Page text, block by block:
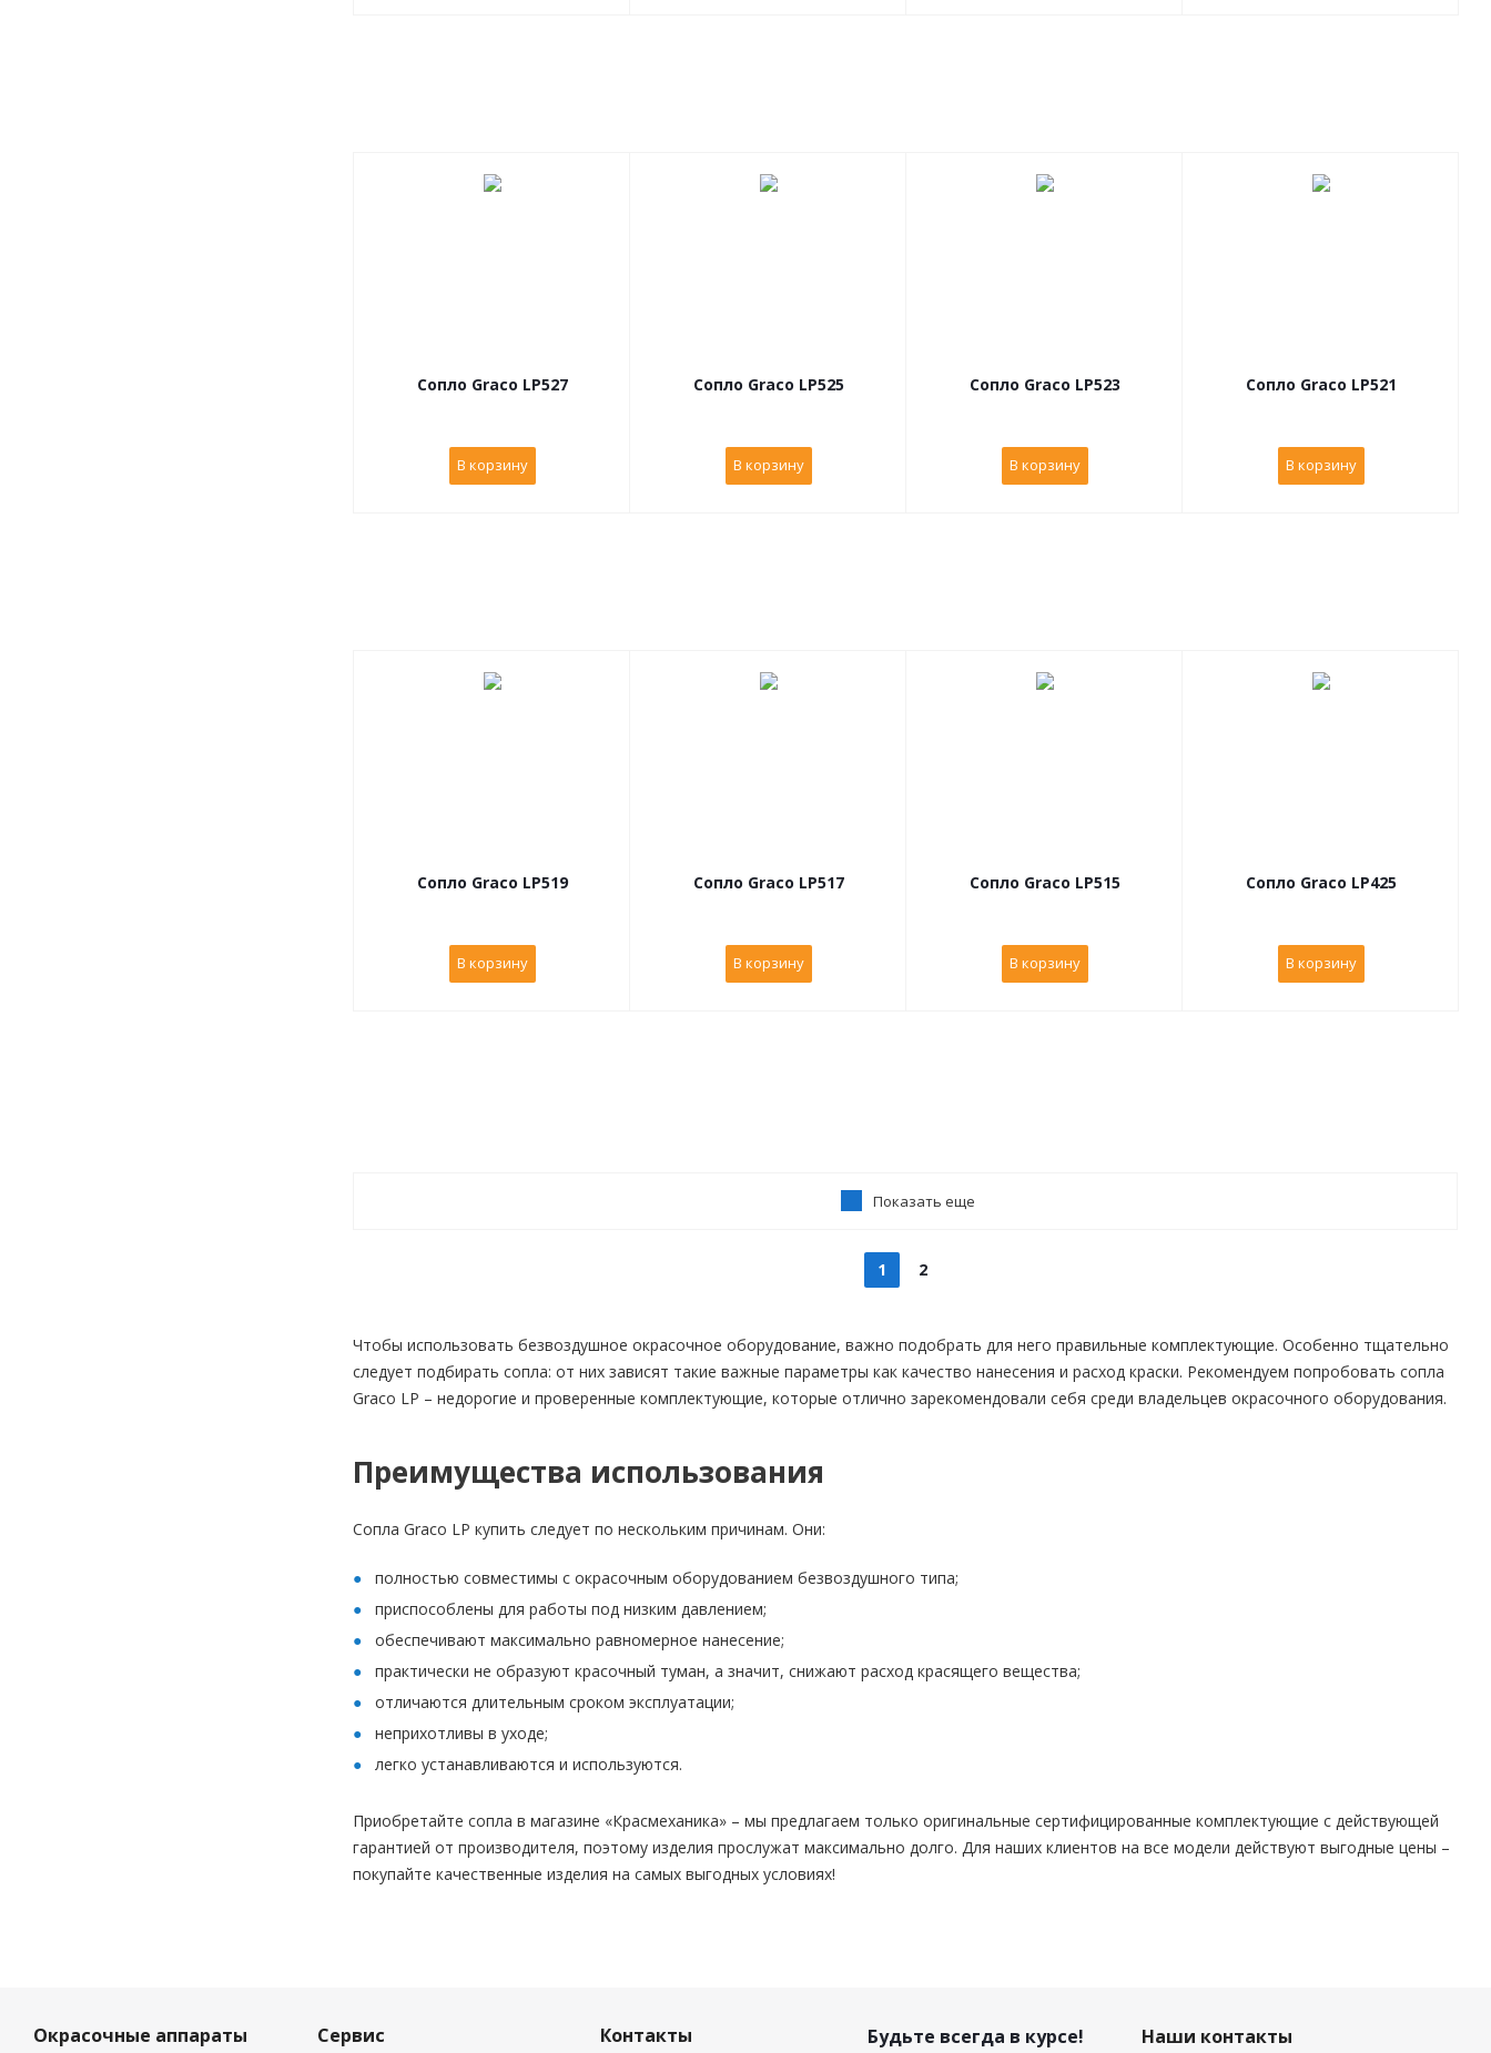
Сопло Graco LP527
В корзину
Сопло Graco LP525
В корзину
Сопло Graco LP523
В корзину
Сопло Graco LP521
В корзину
Сопло Graco LP519
В корзину
Сопло Graco LP517
В корзину
Сопло Graco LP515
В корзину
Сопло Graco LP425
В корзину
Показать еще
1 2
Чтобы использовать безвоздушное окрасочное оборудование, важно подобрать для него правильные комплектующие. Особенно тщательно
следует подбирать сопла: от них зависят такие важные параметры как качество нанесения и расход краски. Рекомендуем попробовать cопла
Graco LP – недорогие и проверенные комплектующие, которые отлично зарекомендовали себя среди владельцев окрасочного оборудования.
Преимущества использования
Сопла Graco LP купить следует по нескольким причинам. Они:
полностью совместимы с окрасочным оборудованием безвоздушного типа;
приспособлены для работы под низким давлением;
обеспечивают максимально равномерное нанесение;
практически не образуют красочный туман, а значит, снижают расход красящего вещества;
отличаются длительным сроком эксплуатации;
неприхотливы в уходе;
легко устанавливаются и используются.
Приобретайте сопла в магазине «Красмеханика» – мы предлагаем только оригинальные сертифицированные комплектующие с действующей
гарантией от производителя, поэтому изделия прослужат максимально долго. Для наших клиентов на все модели действуют выгодные цены –
покупайте качественные изделия на самых выгодных условиях!
Окрасочные аппараты Сервис Контакты Будьте всегда в курсе! Наши контакты